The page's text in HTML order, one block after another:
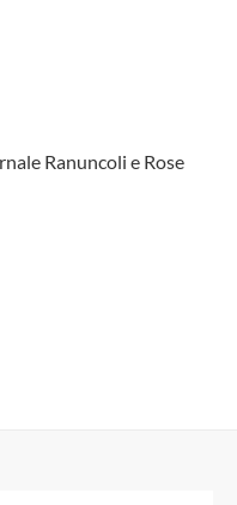
Ranuncoli e Rose